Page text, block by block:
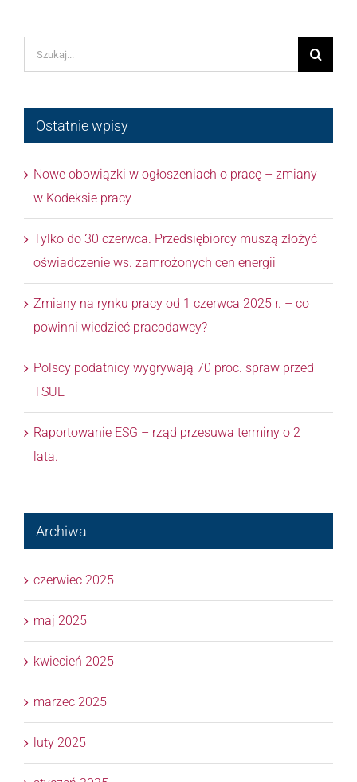
Szukaj
Ostatnie wpisy
Nowe obowiązki w ogłoszeniach o pracę – zmiany
w Kodeksie pracy
Tylko do 30 czerwca. Przedsiębiorcy muszą złożyć
oświadczenie ws. zamrożonych cen energii
Zmiany na rynku pracy od 1 czerwca 2025 r. – co
powinni wiedzieć pracodawcy?
Polscy podatnicy wygrywają 70 proc. spraw przed
TSUE
Raportowanie ESG – rząd przesuwa terminy o 2
lata.
Archiwa
czerwiec 2025
maj 2025
kwiecień 2025
marzec 2025
luty 2025